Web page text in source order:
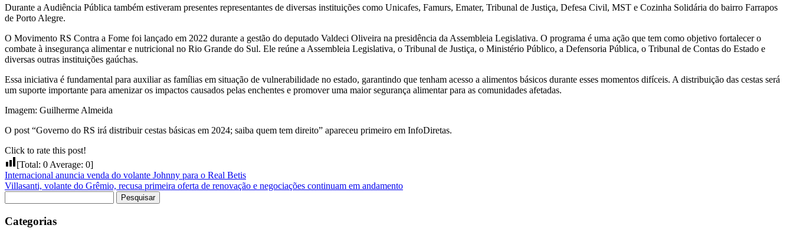
Durante a Audiência Pública também estiveram presentes representantes de diversas instituições como Unicafes, Famurs, Emater, Tribunal de Justiça, Defesa Civil, MST e Cozinha Solidária do bairro Farrapos
de Porto Alegre.
O Movimento RS Contra a Fome foi lançado em 2022 durante a gestão do deputado Valdeci Oliveira na presidência da Assembleia Legislativa. O programa é uma ação que tem como objetivo fortalecer o
combate à insegurança alimentar e nutricional no Rio Grande do Sul. Ele reúne a Assembleia Legislativa, o Tribunal de Justiça, o Ministério Público, a Defensoria Pública, o Tribunal de Contas do Estado e
diversas outras instituições gaúchas.
Essa iniciativa é fundamental para auxiliar as famílias em situação de vulnerabilidade no estado, garantindo que tenham acesso a alimentos básicos durante esses momentos difíceis. A distribuição das cestas será
um suporte importante para amenizar os impactos causados pelas enchentes e promover uma maior segurança alimentar para as comunidades afetadas.
Imagem: Guilherme Almeida
O post “Governo do RS irá distribuir cestas básicas em 2024; saiba quem tem direito” apareceu primeiro em InfoDiretas.
Click to rate this post!
[Total: 0Average: 0]
Internacional anuncia venda do volante Johnny para o Real Betis
Villasanti, volante do Grêmio, recusa primeira oferta de renovação e negociações continuam em andamento
por:
Categorias